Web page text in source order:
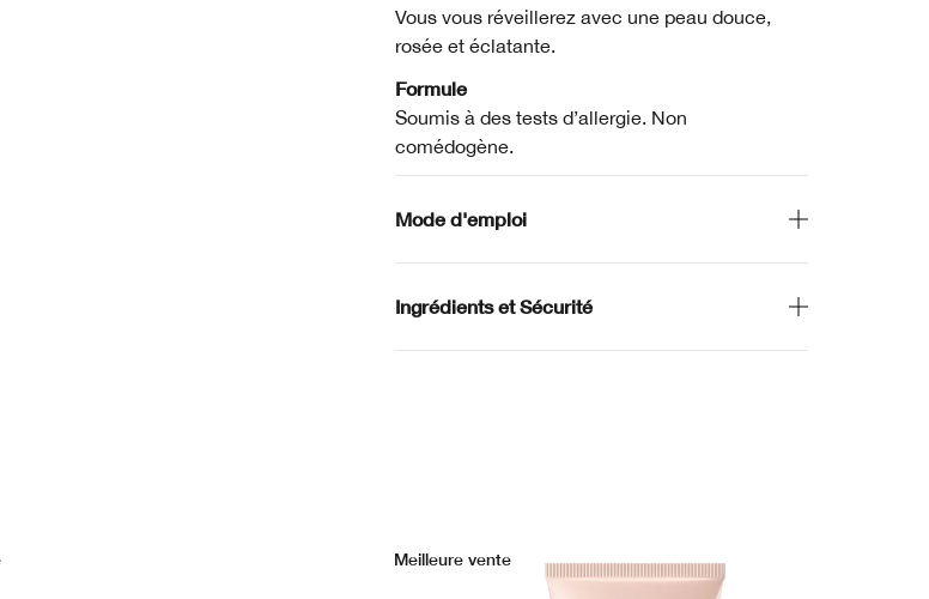
Vous vous réveillerez avec une peau douce,
rosée et éclatante.
Formule
Soumis à des tests d’allergie. Non
comédogène.
Mode d'emploi
Ingrédients et Sécurité
Meilleure vente